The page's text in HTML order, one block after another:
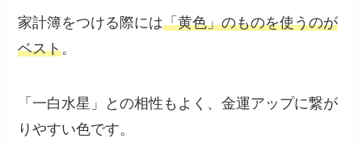
家計簿をつける際には「黄色」のものを使うのが
ベスト。
「一白水星」との相性もよく、金運アップに繋が
りやすい色です。